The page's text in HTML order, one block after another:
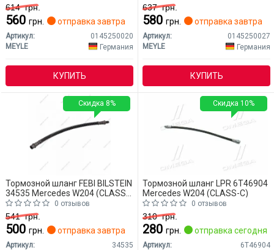
614грн.
560 грн. отправка завтра
Артикул:
0145250020
MEYLE
Германия
КУПИТЬ
637грн.
580 грн. отправка завтра
Артикул:
0145250027
MEYLE
Германия
КУПИТЬ
Тормозной шланг FEBI BILSTEIN
34535 Mercedes W204 (CLASS-
C)
0 отзывов
541грн.
500 грн. отправка завтра
Артикул:
34535
Скидка 8%
Тормозной шланг LPR 6T46904
Mercedes W204 (CLASS-C)
0 отзывов
310грн.
280 грн. отправка сегодня
Артикул:
6T46904
Скидка 10%